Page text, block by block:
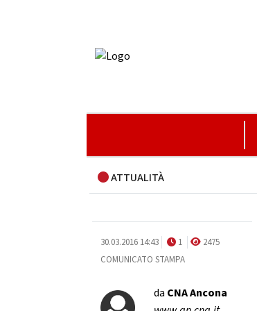
ATTUALITÀ
30.03.2016 14:43 1
2475
COMUNICATO STAMPA
da CNA Ancona